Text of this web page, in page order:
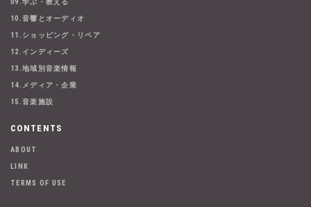
10.音響とオーディオ
11.ショッピング・リペア
12.インディーズ
13.地域別音楽情報
14.メディア・企業
15.音楽施設
CONTENTS
ABOUT
LINK
TERMS OF USE